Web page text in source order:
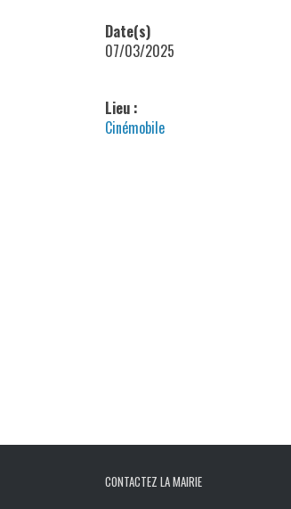
Date(s)
07/03/2025
Lieu :
Cinémobile
CONTACTEZ LA MAIRIE